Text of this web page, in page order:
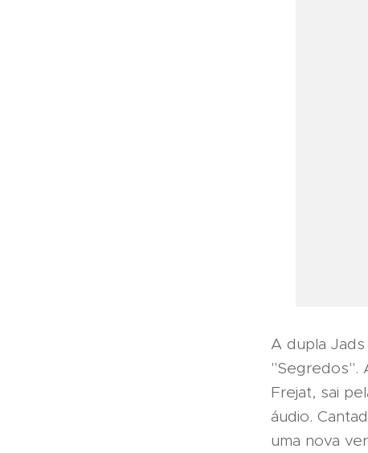
A dupla
"Segredos".
Frejat, sai
áudio.
uma nova